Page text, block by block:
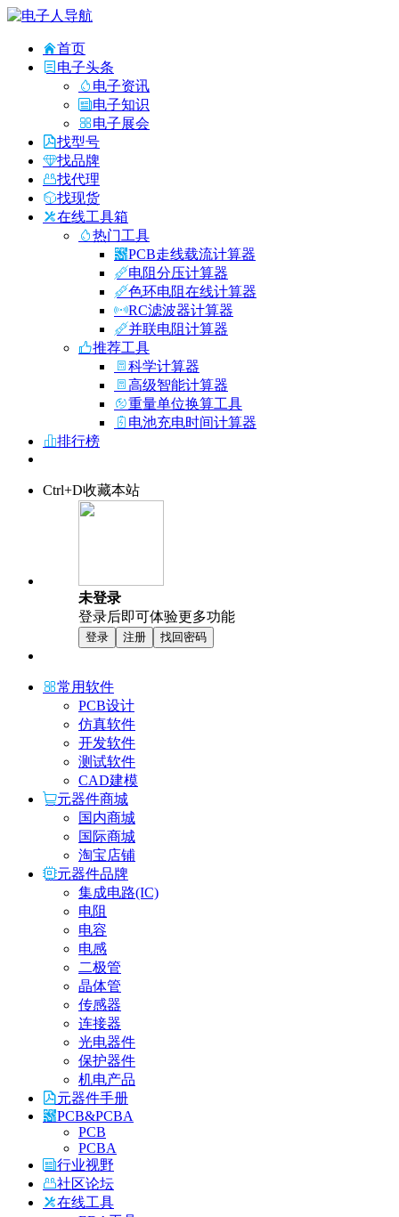
首页
电子头条
电子资讯
电子知识
电子展会
找型号
找品牌
找代理
找现货
在线工具箱
热门工具
PCB走线载流计算器
电阻分压计算器
色环电阻在线计算器
RC滤波器计算器
并联电阻计算器
推荐工具
科学计算器
高级智能计算器
重量单位换算工具
电池充电时间计算器
排行榜
Ctrl+D收藏本站
未登录
登录后即可体验更多功能
登录 注册 找回密码
常用软件
PCB设计
仿真软件
开发软件
测试软件
CAD建模
元器件商城
国内商城
国际商城
淘宝店铺
元器件品牌
集成电路(IC)
电阻
电容
电感
二极管
晶体管
传感器
连接器
光电器件
保护器件
机电产品
元器件手册
PCB&PCBA
PCB
PCBA
行业视野
社区论坛
在线工具